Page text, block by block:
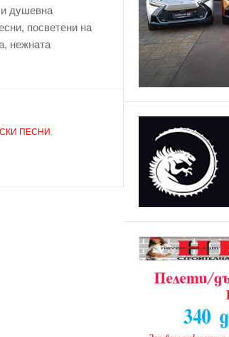
и душевна
посветени на
нежната
ПЕСНИ ,